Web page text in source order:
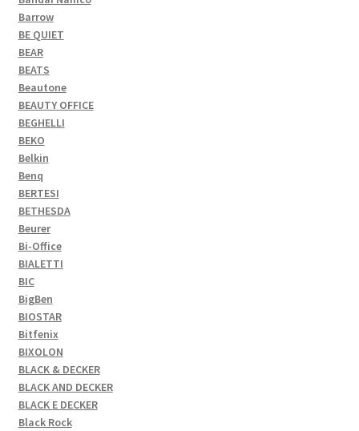
Barrow
BE QUIET
BEAR
BEATS
Beautone
BEAUTY OFFICE
BEGHELLI
BEKO
Belkin
Benq
BERTESI
BETHESDA
Beurer
Bi-Office
BIALETTI
BIC
BigBen
BIOSTAR
Bitfenix
BIXOLON
BLACK & DECKER
BLACK AND DECKER
BLACK E DECKER
Black Rock